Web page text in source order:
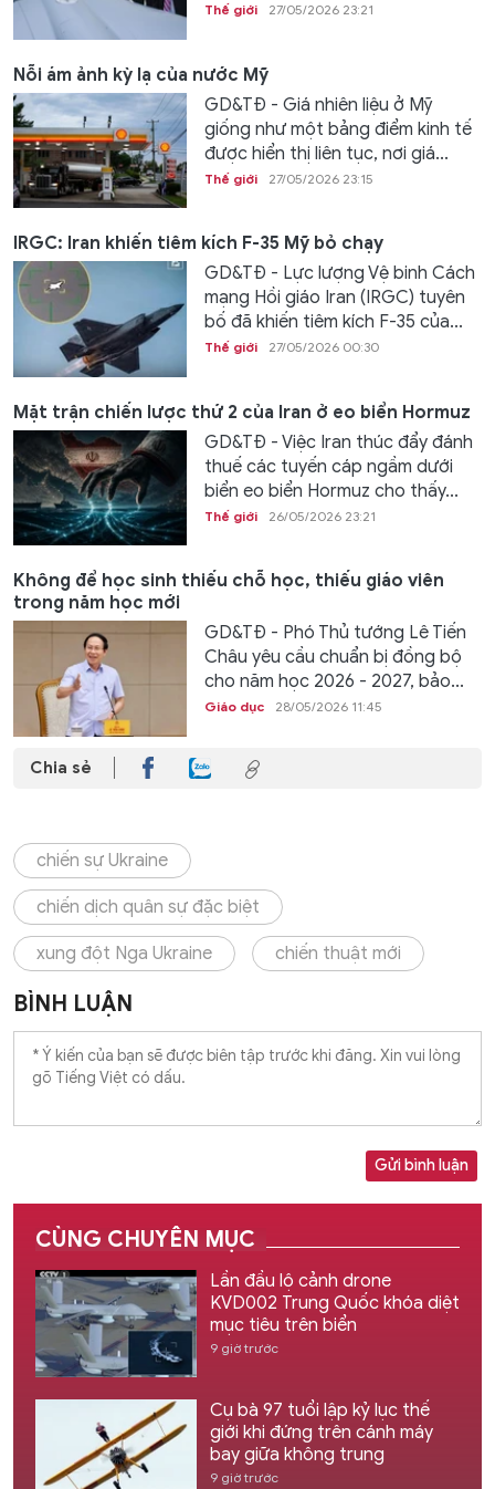
Thế giới 27/05/2026 23:21
Nỗi ám ảnh kỳ lạ của nước Mỹ
GD&TĐ - Giá nhiên liệu ở Mỹ
giống như một bảng điểm kinh tế
được hiển thị liên tục, nơi giá...
Thế giới 27/05/2026 23:15
IRGC: Iran khiến tiêm kích F-35 Mỹ bỏ chạy
GD&TĐ - Lực lượng Vệ binh Cách
mạng Hồi giáo Iran (IRGC) tuyên
bố đã khiến tiêm kích F-35 của...
Thế giới 27/05/2026 00:30
Mặt trận chiến lược thứ 2 của Iran ở eo biển Hormuz
GD&TĐ - Việc Iran thúc đẩy đánh
thuế các tuyến cáp ngầm dưới
biển eo biển Hormuz cho thấy...
Thế giới 26/05/2026 23:21
Không để học sinh thiếu chỗ học, thiếu giáo viên
trong năm học mới
GD&TĐ - Phó Thủ tướng Lê Tiến
Châu yêu cầu chuẩn bị đồng bộ
cho năm học 2026 - 2027, bảo...
Giáo dục 28/05/2026 11:45
Chia sẻ
chiến sự Ukraine
chiến dịch quân sự đặc biệt
xung đột Nga Ukraine chiến thuật mới
BÌNH LUẬN
Gửi bình luận
CÙNG CHUYÊN MỤC
Lần đầu lộ cảnh drone
KVD002 Trung Quốc khóa diệt
mục tiêu trên biển
9 giờ trước
Cụ bà 97 tuổi lập kỷ lục thế
giới khi đứng trên cánh máy
bay giữa không trung
9 giờ trước